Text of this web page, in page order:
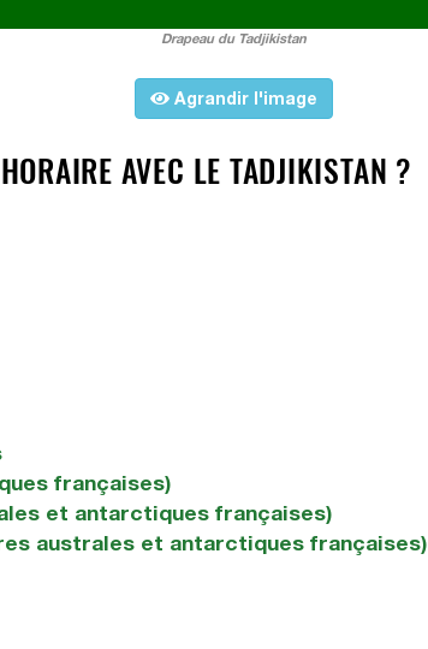
Drapeau du Tadjikistan
Agrandir l'image
AVEC LE TADJIKISTAN ?
françaises)
et antarctiques françaises)
australes et antarctiques françaises)